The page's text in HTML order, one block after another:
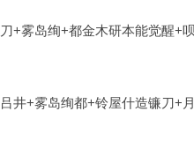
+雾岛绚+都金木研本能觉醒+
井+雾岛绚都+铃屋什造镰刀+